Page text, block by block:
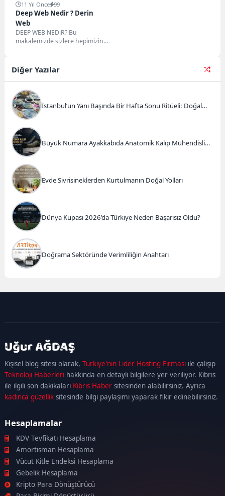
11 Yıl Önce 99
Deep Web Nedir ? Derin
Web
DEEP WEB NEDiR? Bu
makalemizde sizlere hepimizin
Diğer Yazılar
İstanbul’un Yanı Başında Bir Hafta Sonu Ritüeli: Doğal
Büyük Numara Ayakkabıda Anatomik Kalıp Mühendisliği
Evde Sivrisineklerden Kurtulmanın Doğal Yolları
Dünya Kupası 2026’da Türkiye Neden Başarısız Oldu?
Doğrama Sektöründe Verimliliğin Anahtarı
Kişisel blog sitesi olarak,Türkiye'nin Lider Hosting Firması ile çalışıp
Teknoloji Haberleri hakkında en detaylı bilgilere yer veriliyor. Kıbrıs
ile ilgili son dakikaları Kıbrıs Haber sitesinden alabilirsiniz. Ayrıca
kadınca güzellik sitesinde bilgi paylaşımı yaparak fikir edinebilirsiniz.
kadıköy
escortmaltepe
escortataşehir
escortümraniye
escort
Hesaplamalar
KDV Tevfikatı Hesaplama
Amortisman Hesaplama
Vücut Kitle Endeksi Hesaplama
Gebelik Hesaplama
Kripto Para Dönüştürücü